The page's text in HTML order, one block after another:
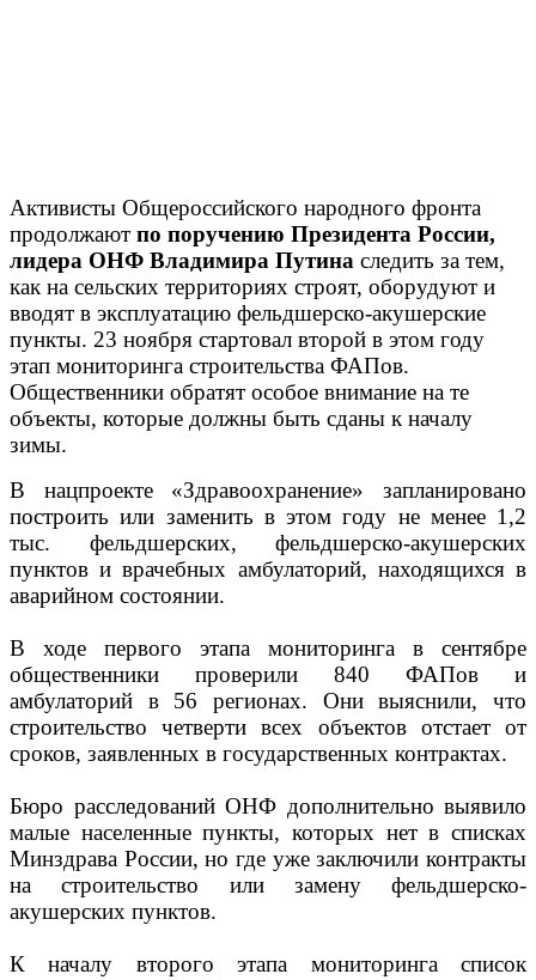
Активисты Общероссийского народного фронта
продолжают по поручению Президента России,
лидера ОНФ Владимира Путина следить за тем,
как на сельских территориях строят, оборудуют и
вводят в эксплуатацию фельдшерско-акушерские
пункты. 23 ноября стартовал второй в этом году
этап мониторинга строительства ФАПов.
Общественники обратят особое внимание на те
объекты, которые должны быть сданы к началу
зимы.
В нацпроекте «Здравоохранение» запланировано
построить или заменить в этом году не менее 1,2
тыс. фельдшерских, фельдшерско-акушерских
пунктов и врачебных амбулаторий, находящихся в
аварийном состоянии.
В ходе первого этапа мониторинга в сентябре
общественники проверили 840 ФАПов и
амбулаторий в 56 регионах. Они выяснили, что
строительство четверти всех объектов отстает от
сроков, заявленных в государственных контрактах.
Бюро расследований ОНФ дополнительно выявило
малые населенные пункты, которых нет в списках
Минздрава России, но где уже заключили контракты
на строительство или замену фельдшерско-
акушерских пунктов.
К началу второго этапа мониторинга список